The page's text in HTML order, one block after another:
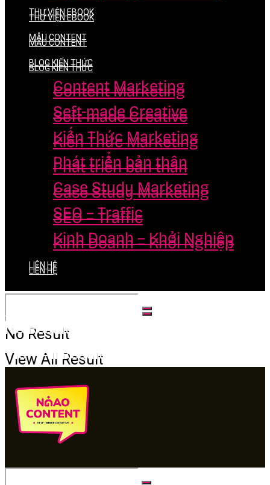
THƯ VIỆN EBOOK
MẪU CONTENT
BLOG KIẾN THỨC
Content Marketing
Seft-made Creative
Kiến Thức Marketing
Phát triển bản thân
Case Study Marketing
SEO – Traffic
Kinh Doanh – Khởi Nghiệp
LIÊN HỆ
No Result
View All Result
THƯ VIỆN EBOOK
MẪU CONTENT
BLOG KIẾN THỨC
Content Marketing
Seft-made Creative
Kiến Thức Marketing
Phát triển bản thân
Case Study Marketing
SEO – Traffic
Kinh Doanh – Khởi Nghiệp
LIÊN HỆ
No Result
View All Result